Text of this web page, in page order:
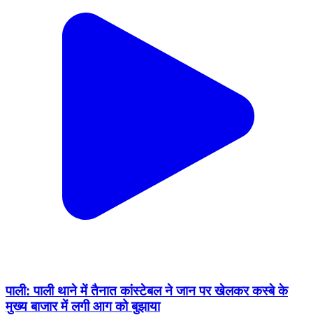
पाली: पाली थाने में तैनात कांस्टेबल ने जान पर खेलकर कस्बे के
मुख्य बाजार में लगी आग को बुझाया